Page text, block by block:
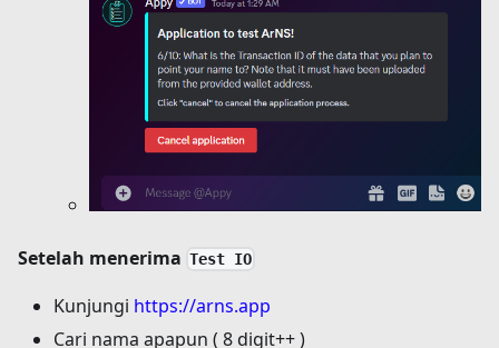
Setelah menerima Test IO
Kunjungi https://arns.app
Cari nama apapun ( 8 digit++ )